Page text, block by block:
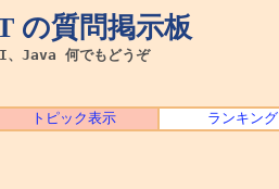
の質問掲示板
、Java 何でもどうぞ
トピック表示 ランキング